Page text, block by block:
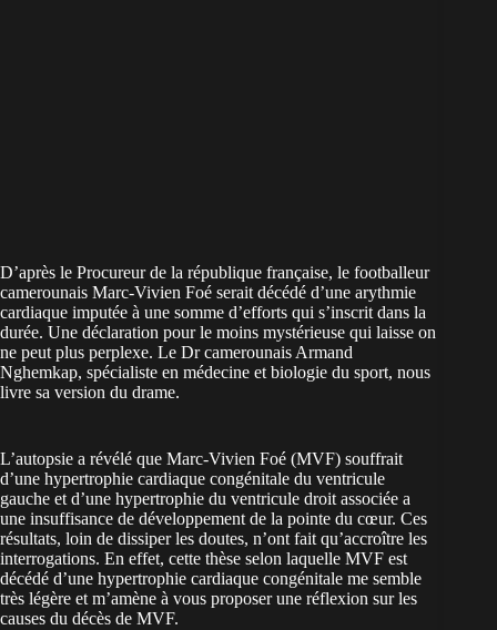
D’après le Procureur de la république française, le footballeur
camerounais Marc-Vivien Foé serait décédé d’une arythmie
cardiaque imputée à une somme d’efforts qui s’inscrit dans la
durée. Une déclaration pour le moins mystérieuse qui laisse on
ne peut plus perplexe. Le Dr camerounais Armand
Nghemkap, spécialiste en médecine et biologie du sport, nous
livre sa version du drame.
L’autopsie a révélé que Marc-Vivien Foé (MVF) souffrait
d’une hypertrophie cardiaque congénitale du ventricule
gauche et d’une hypertrophie du ventricule droit associée a
une insuffisance de développement de la pointe du cœur. Ces
résultats, loin de dissiper les doutes, n’ont fait qu’accroître les
interrogations. En effet, cette thèse selon laquelle MVF est
décédé d’une hypertrophie cardiaque congénitale me semble
très légère et m’amène à vous proposer une réflexion sur les
causes du décès de MVF.